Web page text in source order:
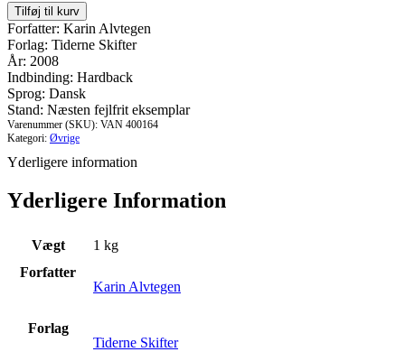
Bedrag
antal
Tilføj til kurv
Forfatter: Karin Alvtegen
Forlag: Tiderne Skifter
År: 2008
Indbinding: Hardback
Sprog: Dansk
Stand: Næsten fejlfrit eksemplar
Varenummer (SKU): VAN 400164
Kategori: Øvrige
Yderligere information
Yderligere Information
Vægt
1 kg
Forfatter
Karin Alvtegen
Forlag
Tiderne Skifter